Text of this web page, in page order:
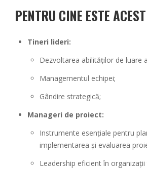
PENTRU CINE ESTE
Tineri lideri:
Dezvoltarea abilităților de luare
Managementul echipei;
Gândire strategică;
Manageri de proiect:
Instrumente esențiale pentru
implementarea și evaluarea
Leadership eficient în organizații